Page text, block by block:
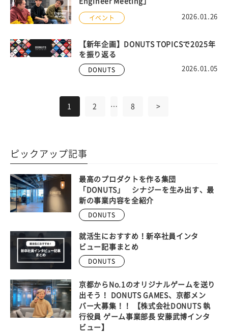
イベント 2026.01.26
DONUTS 2026.01.05
【新年企画】DONUTS TOPICSで2025年
を振り返る
1 2 … 8 >
ピックアップ記事
最高のプロダクトを作る集団
「DONUTS」 シナジーを生み出す、最
新の事業内容を全紹介
DONUTS
就活生におすすめ！新卒社員インタ
ビュー記事まとめ
DONUTS
京都からNo.1のオリジナルゲームを送り
出そう！ DONUTS GAMES、京都メン
バー大募集！！ 【株式会社DONUTS 執
行役員 ゲーム事業部長 安藤武博インタ
ビュー】